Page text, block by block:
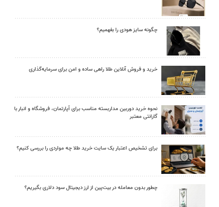
چگونه سایز هودی را بفهمیم؟
خرید و فروش آنلاین طلا راهی ساده و امن برای سرمایه‌گذاری
نحوه خرید دوربین مداربسته مناسب برای آپارتمان، فروشگاه و انبار با
گارانتی معتبر
برای تشخیص اعتبار یک سایت خرید طلا چه مواردی را بررسی کنیم؟
چطور بدون معامله در بیت‌پین از ارز دیجیتال سود دلاری بگیریم؟